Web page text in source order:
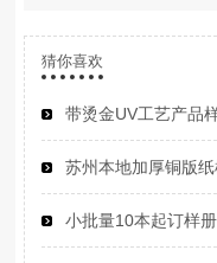
猜你喜欢
带烫金UV工艺产品
苏州本地加厚铜版
小批量10本起订样